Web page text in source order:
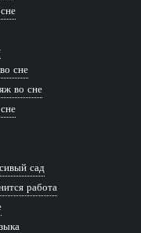
сне
во сне
сад
работа